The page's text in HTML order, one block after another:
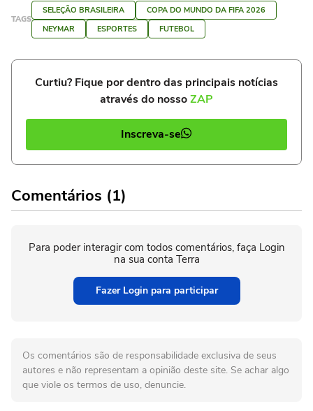
TAGS
SELEÇÃO BRASILEIRA
COPA DO MUNDO DA FIFA 2026
NEYMAR
ESPORTES FUTEBOL
Curtiu? Fique por dentro das principais notícias
através do nossoZAP
Inscreva-se
Comentários (1)
Para poder interagir com todos comentários, faça Login
na sua conta Terra
Fazer Login para participar
Os comentários são de responsabilidade exclusiva de seus
autores e não representam a opinião deste site. Se achar algo
que viole os termos de uso, denuncie.